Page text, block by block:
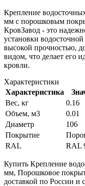
Крепление
мм с порошковым
КровЗавод - это
установки
высокой прочностью,
видом, что делает его
кровли.
Характеристики
Характеристика
Вес, кг
0.16
Объем, м3
0.01
Диаметр
106
Покрытие
RAL
RAL
Купить Крепление
мм, Порошковое
доставкой по России